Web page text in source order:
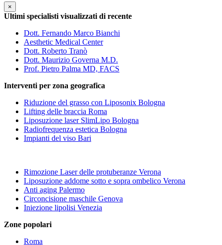
×
Ultimi specialisti visualizzati di recente
Dott. Fernando Marco Bianchi
Aesthetic Medical Center
Dott. Roberto Tranò
Dott. Maurizio Governa M.D.
Prof. Pietro Palma MD, FACS
Interventi per zona geografica
Riduzione del grasso con Liposonix Bologna
Lifting delle braccia Roma
Liposuzione laser SlimLipo Bologna
Radiofrequenza estetica Bologna
Impianti del viso Bari
Rimozione Laser delle protuberanze Verona
Liposuzione addome sotto e sopra ombelico Verona
Anti aging Palermo
Circoncisione maschile Genova
Iniezione lipolisi Venezia
Zone popolari
Roma